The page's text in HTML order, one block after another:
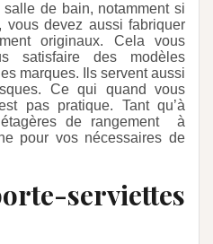
salle de bain, notamment si
vous devez aussi fabriquer
originaux. Cela vous
satisfaire des modèles
marques. Ils servent aussi
Ce qui quand vous
pas pratique. Tant qu’à
de rangement
à
pour vos nécessaires de
serviettes